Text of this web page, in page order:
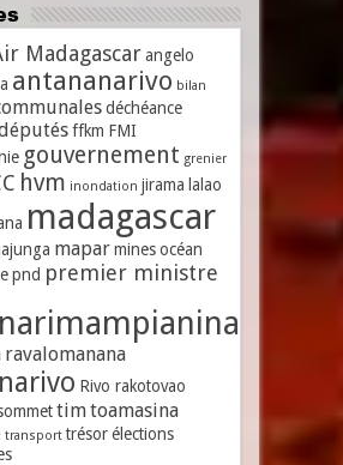
Madagascar angelo
antananarivo bilan
déchéance
ffkm FMI
gouvernement grenier
hvm inondation jirama lalao
madagascar
mapar mines océan
pnd premier ministre
ravalomanana
Rivo rakotovao
timtoamasina
transport trésor élections